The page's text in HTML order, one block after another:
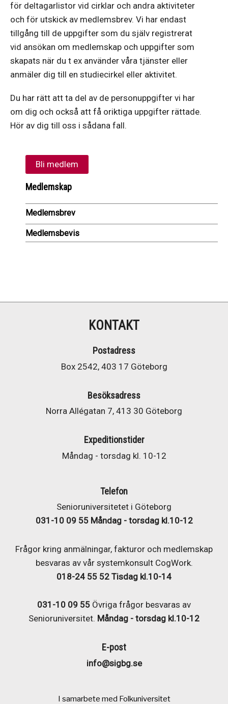
för deltagarlistor vid cirklar och andra aktiviteter
och för utskick av medlemsbrev. Vi har endast
tillgång till de uppgifter som du själv registrerat
vid ansökan om medlemskap och uppgifter som
skapats när du t ex använder våra tjänster eller
anmäler dig till en studiecirkel eller aktivitet.
Du har rätt att ta del av de personuppgifter vi har
om dig och också att få oriktiga uppgifter rättade.
Hör av dig till oss i sådana fall.
Bli medlem
Medlemskap
Medlemsbrev
Medlemsbevis
KONTAKT
Postadress
Box 2542, 403 17 Göteborg
Besöksadress
Norra Allégatan 7, 413 30 Göteborg
Expeditionstider
Måndag - torsdag kl. 10-12
Telefon
Senioruniversitetet i Göteborg
031-10 09 55 Måndag - torsdag kl.10-12
Frågor kring anmälningar, fakturor och medlemskap
besvaras av vår systemkonsult CogWork.
018-24 55 52 Tisdag kl.10-14
031-10 09 55 Övriga frågor besvaras av
Senioruniversitet. Måndag - torsdag kl.10-12
E-post
info@sigbg.se
I samarbete med Folkuniversitet